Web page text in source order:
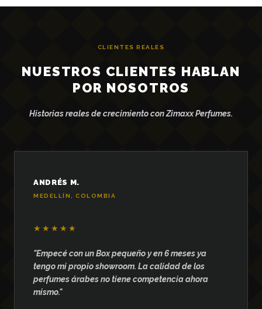
CLIENTES REALES
NUESTROS CLIENTES HABLAN
POR NOSOTROS
Historias reales de crecimiento con Zimaxx Perfumes.
ANDRÉS M.
MEDELLÍN, COLOMBIA
★★★★★
"Empecé con un Box pequeño y en 6 meses ya
tengo mi propio showroom. La calidad de los
perfumes árabes no tiene competencia ahora
mismo."